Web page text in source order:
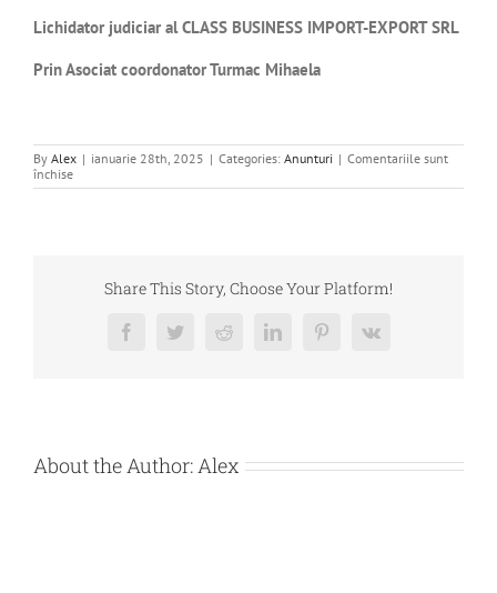
Lichidator judiciar alCLASS BUSINESS IMPORT-EXPORT SRL
Prin Asociat coordonator Turmac Mihaela
By Alex | ianuarie 28th, 2025 | Categories: Anunturi | Comentariile sunt
închisepentru
CERERE
MOBILE-
CLASSShare This Story, Choose Your Platform!
FacebookTwitterRedditLinkedInPinterest
Vk
About the Author: Alex